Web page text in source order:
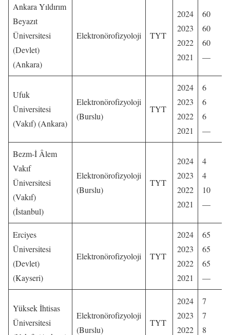
Ankara Yıldırım
Beyazıt
Üniversitesi
(Devlet)
(Ankara)
Elektronörofizyoloji TYT
2024
2023
2022
2021
60
60
60
—
Ufuk
Üniversitesi
(Vakıf) (Ankara)
Elektronörofizyoloji
(Burslu)
TYT
2024
2023
2022
2021
6
6
6
—
Bezm-İ Âlem
Vakıf
Üniversitesi
(Vakıf)
(İstanbul)
Elektronörofizyoloji
(Burslu)
TYT
2024
2023
2022
2021
4
4
10
—
Erciyes
Üniversitesi
(Devlet)
(Kayseri)
Elektronörofizyoloji TYT
2024
2023
2022
2021
65
65
65
—
Yüksek İhtisas
Üniversitesi
Elektronörofizyoloji
(Burslu)
TYT
2024
2023
2022
7
7
8